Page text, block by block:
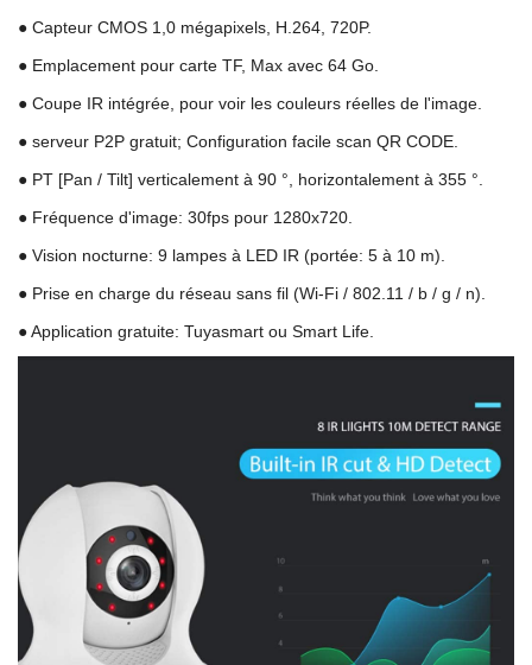
● Capteur CMOS 1,0 mégapixels, H.264, 720P.
● Emplacement pour carte TF, Max avec 64 Go.
● Coupe IR intégrée, pour voir les couleurs réelles de l'image.
● serveur P2P gratuit; Configuration facile scan QR CODE.
● PT [Pan / Tilt] verticalement à 90 °, horizontalement à 355 °.
● Fréquence d'image: 30fps pour 1280x720.
● Vision nocturne: 9 lampes à LED IR (portée: 5 à 10 m).
● Prise en charge du réseau sans fil (Wi-Fi / 802.11 / b / g / n).
● Application gratuite: Tuyasmart ou Smart Life.